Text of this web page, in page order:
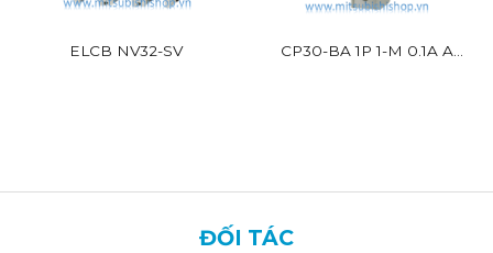
ELCB NV32-SV
CP30-BA 1P 1-M 0.1A A
ĐỐI TÁC